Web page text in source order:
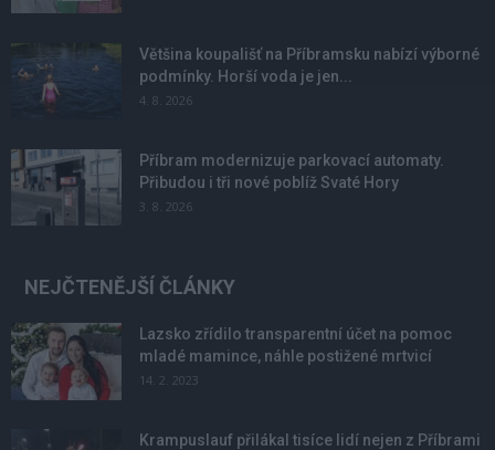
Většina koupališť na Příbramsku nabízí výborné
podmínky. Horší voda je jen...
4. 8. 2026
Příbram modernizuje parkovací automaty.
Přibudou i tři nové poblíž Svaté Hory
3. 8. 2026
NEJČTENĚJŠÍ ČLÁNKY
Lazsko zřídilo transparentní účet na pomoc
mladé mamince, náhle postižené mrtvicí
14. 2. 2023
Krampuslauf přilákal tisíce lidí nejen z Příbrami